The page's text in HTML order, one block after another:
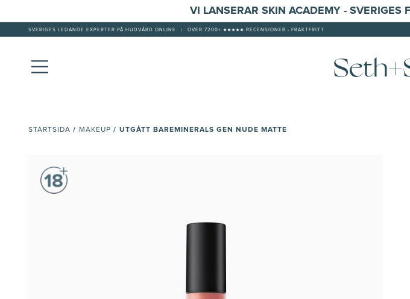
VI LANSERAR SKIN ACADEMY - SVERIGES
SVERIGES LEDANDE EXPERTER PÅ HUDVÅRD ONLINE ÖVER 7200+ ★★★★★ RECENSIONER - FRAKTFRITT
STARTSIDA / MAKEUP / UTGÅTT BAREMINERALS GEN NUDE MATTE